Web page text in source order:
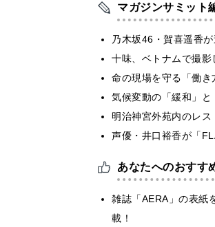
マガジンサミット
乃木坂46・賀喜遥香
十味、ベトナムで撮
命の現場を守る「働き
気候変動の「緩和」
明治神宮外苑内のレ
声優・井口裕香が「
あなたへのおすす
雑誌「AERA」の表紙
載！